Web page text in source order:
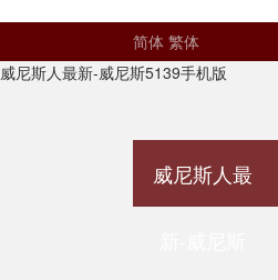
简体 繁体
威尼斯人最新-威尼斯5139手机版
威尼斯人最